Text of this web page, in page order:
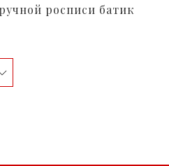
росписи батик